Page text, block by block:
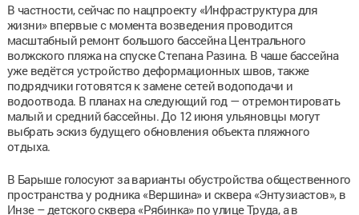
В частности, сейчас по нацпроекту «Инфраструктура для
жизни» впервые с момента возведения проводится
масштабный ремонт большого бассейна Центрального
волжского пляжа на спуске Степана Разина. В чаше бассейна
уже ведётся устройство деформационных швов, также
подрядчики готовятся к замене сетей водоподачи и
водоотвода. В планах на следующий год — отремонтировать
малый и средний бассейны. До 12 июня ульяновцы могут
выбрать эскиз будущего обновления объекта пляжного
отдыха.
В Барыше голосуют за варианты обустройства общественного
пространства у родника «Вершина» и сквера «Энтузиастов», в
Инзе – детского сквера «Рябинка» по улице Труда, а в